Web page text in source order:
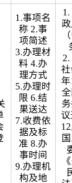
1.事项名
称 2.事
项简述
3.办理材
料 4.办
理方式
5.办理时
限 6.结
果送达
7.收费依
据及标
准 8.办
事时间
9.办理机
构及地